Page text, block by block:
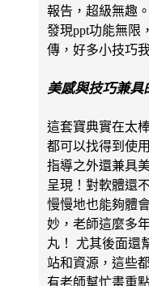
報告，超級無趣
發現ppt功能無限
傳，好多小技巧
美感與技巧兼具
這套寶典實在太
都可以找得到使
指導之外還兼具
呈現！對軟體還
慢慢地也能夠體
妙，老師這麼多
丸！ 尤其後面還
站和資源，這些
有老師幫忙畫重